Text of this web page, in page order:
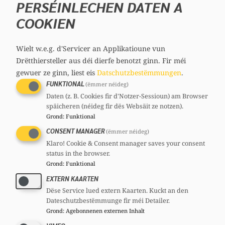
Volksparteien sind wichtig für die
Demokratie
Luxemburgs Politikwelt ist bislang noch
verschont geblieben von Entwicklungen, wie
man sie in den Nachbarländern beobachten
kann: Die Parteien der politischen Mitte
werden geschwächt, Volksparteien lösen sich
auf, die extremen Ränder gewinnen an
Einfluss – die Gesellschaft spaltet sich. Mit
dem Resultat, dass es immer schwieriger
wird, stabile Regierungsmehrheiten zu
bilden, die sich auf mehr als den geringsten
Nenner einigen können. In Deutschland ist
die Dreierkoalition, die sogenannte Ampel-
PERSÉINLECHEN DATEN A
COOKIEN
Wielt w.e.g. d'Servicer an Applikatioune vun
Drëtthiersteller aus déi dierfe benotzt ginn. Fir méi
gewuer ze ginn, liest eis Datschutzbestëmmungen.
FUNKTIONAL(ëmmer néideg)
Daten (z. B. Cookies fir d'Notzer-Sessioun) am Browser
späicheren (néideg fir dës Websäit ze notzen).
Grond: Funktional
CONSENT MANAGER(ëmmer néideg)
Klaro! Cookie & Consent manager saves your consent
status in the browser.
Grond: Funktional
EXTERN KAARTEN
Dëse Service lued extern Kaarten. Kuckt an den
Dateschutzbestëmmunge fir méi Detailer.
Grond: Agebonnenen externen Inhalt